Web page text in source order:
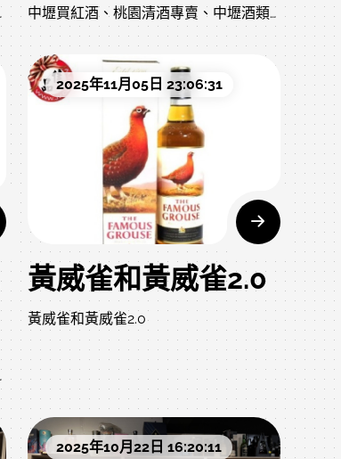
中壢買紅酒、桃園清酒專賣、中壢酒類
專賣店
桃園附近洋酒行、中壢葡萄酒店婚宴用
酒、謝師宴酒水、尾牙春酒用酒
送禮洋酒推薦、生日禮物酒、父親節威
收藏級威士忌、投資威士忌威士忌怎麼
選、紅酒如何配餐
清酒種類差異、香檳怎麼挑
洋酒保存方法
網站頁面優化建議標題：佳品洋行｜桃
園中壢洋酒專賣店｜威士忌紅酒清酒專
業通路
描述：桃園中壢最專業的洋酒專賣店，
提供威士忌、紅酒、清酒、香檳等進口
酒類。婚宴用酒、企業送禮一站式服
2025年11月05日 23:06:31
黃威雀和黃威雀2.0
黃威雀和黃威雀2.0
2025年10月22日 16:20:11